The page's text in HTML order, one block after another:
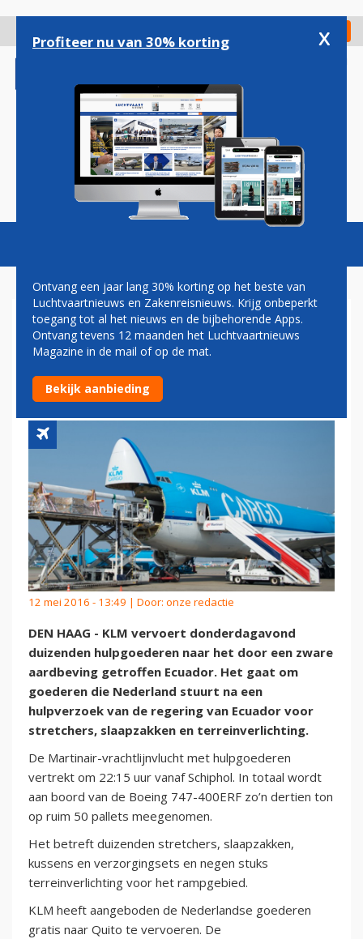
gaan
Check in
Magazine Podcasts Vacatures
KLM VERVOERT
HULPGOEDEREN NAAR
ECUADOR
12 mei 2016 - 13:49 | Door: onze redactie
DEN HAAG - KLM vervoert donderdagavond
duizenden hulpgoederen naar het door een zware
aardbeving getroffen Ecuador. Het gaat om
goederen die Nederland stuurt na een
hulpverzoek van de regering van Ecuador voor
stretchers, slaapzakken en terreinverlichting.
De Martinair-vrachtlijnvlucht met hulpgoederen
vertrekt om 22:15 uur vanaf Schiphol. In totaal wordt
aan boord van de Boeing 747-400ERF zo’n dertien ton
op ruim 50 pallets meegenomen.
Het betreft duizenden stretchers, slaapzakken,
kussens en verzorgingsets en negen stuks
terreinverlichting voor het rampgebied.
KLM heeft aangeboden de Nederlandse goederen
gratis naar Quito te vervoeren. De
Profiteer nu van 30% korting x
Ontvang een jaar lang 30% korting op het beste van
Luchtvaartnieuws en Zakenreisnieuws. Krijg onbeperkt
toegang tot al het nieuws en de bijbehorende Apps.
Ontvang tevens 12 maanden het Luchtvaartnieuws
Magazine in de mail of op de mat.
Bekijk aanbieding